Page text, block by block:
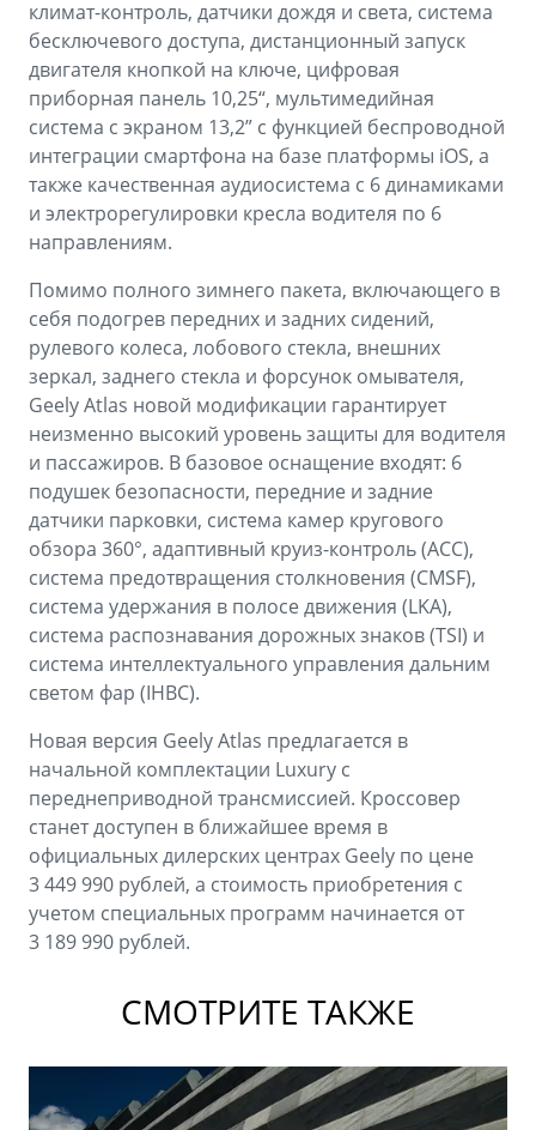
климат-контроль, датчики дождя и света, система
бесключевого доступа, дистанционный запуск
двигателя кнопкой на ключе, цифровая
приборная панель 10,25“, мультимедийная
система с экраном 13,2” с функцией беспроводной
интеграции смартфона на базе платформы iOS, а
также качественная аудиосистема с 6 динамиками
и электрорегулировки кресла водителя по 6
направлениям.
Помимо полного зимнего пакета, включающего в
себя подогрев передних и задних сидений,
рулевого колеса, лобового стекла, внешних
зеркал, заднего стекла и форсунок омывателя,
Geely Atlas новой модификации гарантирует
неизменно высокий уровень защиты для водителя
и пассажиров. В базовое оснащение входят: 6
подушек безопасности, передние и задние
датчики парковки, система камер кругового
обзора 360°, адаптивный круиз-контроль (ACC),
система предотвращения столкновения (CMSF),
система удержания в полосе движения (LKA),
система распознавания дорожных знаков (TSI) и
система интеллектуального управления дальним
светом фар (IHBC).
Новая версия Geely Atlas предлагается в
начальной комплектации Luxury с
переднеприводной трансмиссией. Кроссовер
станет доступен в ближайшее время в
официальных дилерских центрах Geely по цене
3 449 990 рублей, а стоимость приобретения с
учетом специальных программ начинается от
3 189 990 рублей.
СМОТРИТЕ ТАКЖЕ